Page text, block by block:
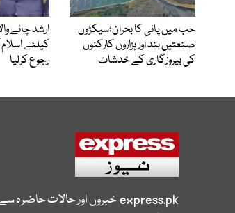
حب میں پانی کا بحران؛سیکڑوں
صنعتیں بند اور ہزاروں کارکنوں
کی بیروزگاری کے خدشات
ارشد چائے
کیلئے
رجوع کرلیا
express.pkخبروں اور حالات حاضرہ